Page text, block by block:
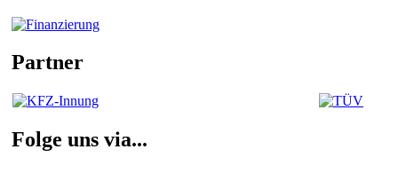
Partner
Folge uns via...